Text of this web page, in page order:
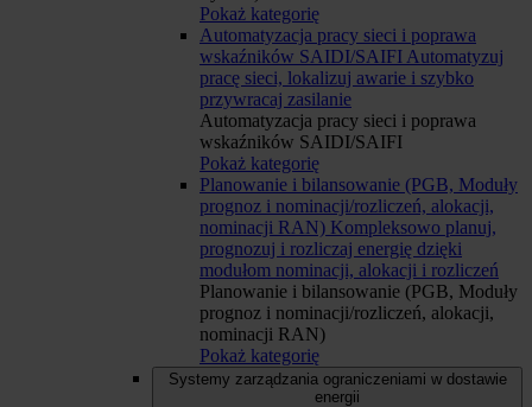
Pokaż kategorię
Automatyzacja pracy sieci i poprawa
wskaźników SAIDI/SAIFI Automatyzuj
pracę sieci, lokalizuj awarie i szybko
przywracaj zasilanie
Automatyzacja pracy sieci i poprawa
wskaźników SAIDI/SAIFI
Pokaż kategorię
Planowanie i bilansowanie (PGB, Moduły
prognoz i nominacji/rozliczeń, alokacji,
nominacji RAN) Kompleksowo planuj,
prognozuj i rozliczaj energię dzięki
modułom nominacji, alokacji i rozliczeń
Planowanie i bilansowanie (PGB, Moduły
prognoz i nominacji/rozliczeń, alokacji,
nominacji RAN)
Pokaż kategorię
Systemy zarządzania ograniczeniami w dostawie
energii